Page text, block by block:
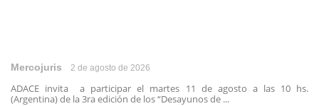
Mercojuris 2 de agosto de 2026
ADACE invita a participar el martes 11 de agosto a las 10 hs.
(Argentina) de la 3ra edición de los “Desayunos de ...